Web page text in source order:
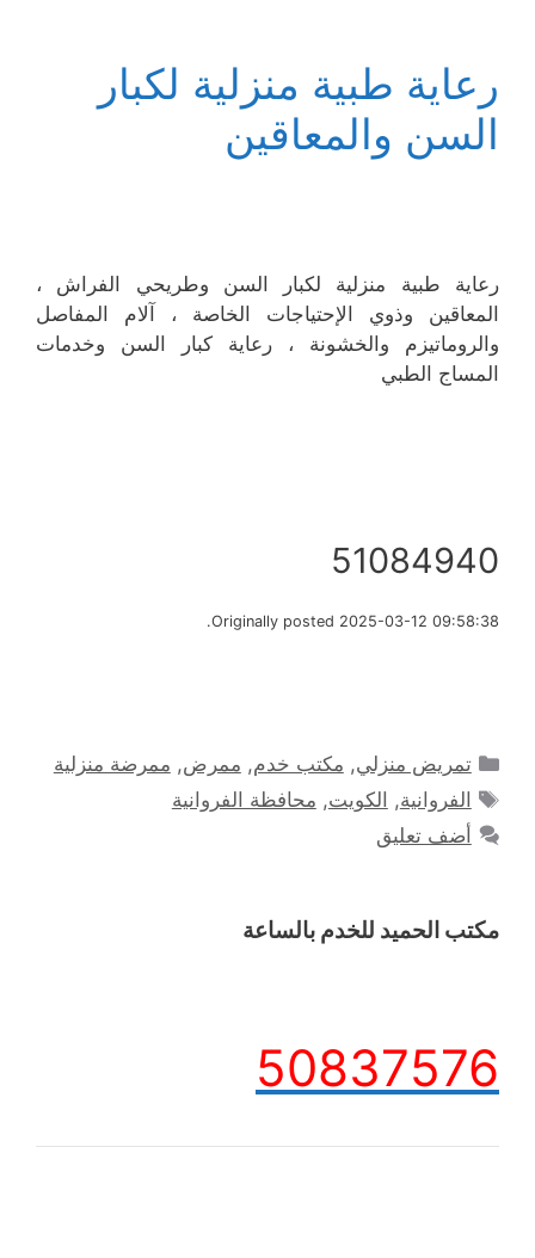
رعاية طبية منزلية لكبار
السن والمعاقين
رعاية طبية منزلية لكبار السن وطريحي الفراش ،
المعاقين وذوي الإحتياجات الخاصة ، آلام المفاصل
والروماتيزم والخشونة ، رعاية كبار السن وخدمات
المساج الطبي
51084940
Originally posted 2025-03-12 09:58:38.
التصنيفات
تمريض منزلي, مكتب خدم, ممرض, ممرضة منزلية
الوسوم
الفروانية, الكويت, محافظة الفروانية
أضف تعليق
مكتب الحميد للخدم بالساعة
50837576